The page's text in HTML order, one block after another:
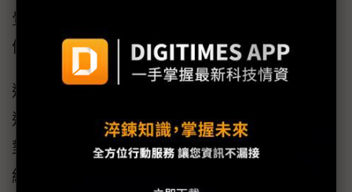
覺處理與語言式互動等多種AI工作負載，並具
備更佳的穩定性。
透過EdgeComp MS-NAT5000，BIOSTAR映泰
進一步擴展EdgeComp產品組合，推出一款針
對新世代工業AI打造的小型高效能平台。透過
結合NVIDIA Jetson Thor T5000運算能力、裝